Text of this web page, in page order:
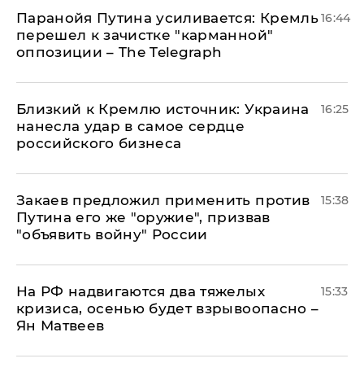
Паранойя Путина усиливается: Кремль
перешел к зачистке "карманной"
оппозиции – The Telegraph
16:44
Близкий к Кремлю источник: Украина
нанесла удар в самое сердце
российского бизнеса
16:25
Закаев предложил применить против
Путина его же "оружие", призвав
"объявить войну" России
15:38
На РФ надвигаются два тяжелых
кризиса, осенью будет взрывоопасно –
Ян Матвеев
15:33